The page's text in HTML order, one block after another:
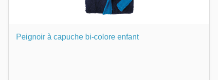
Peignoir à capuche bi-colore enfant